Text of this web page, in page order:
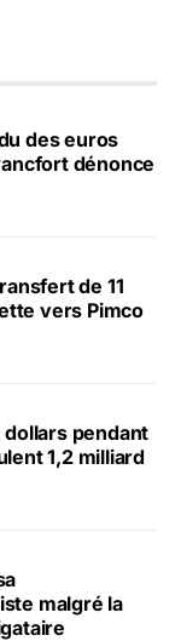
des euros
dénonce
de 11
vers Pimco
pendant
1,2 milliard
malgré la